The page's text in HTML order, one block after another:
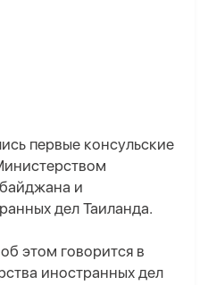
первые консульские
и
дел Таиланда.
этом говорится в
иностранных дел